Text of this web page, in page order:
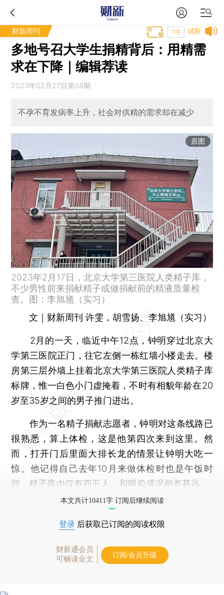
财新周刊 试听
T中
多地号召大学生捐精背后：用精需
求在下降｜编辑荐读
2023年02月27日第08期
不孕不育发病率上升，社会对供精的需求却在减少
原图
2023年2月17日，北京大学第三医院人类精子库，
不少男性前来捐献精子或做捐献前的精液质量检
查。图：李旭馗（实习）
文｜财新周刊 许雯，胡雪扬、李旭馗（实习）
2月的一天，临近中午12点，钟明穿过北京大
学第三医院正门，往它左侧一栋红墙小楼走去。楼
房第三层外墙上挂着北京大学第三医院人类精子库
标牌，惟一白色小门虚掩着，不时有相貌年龄在20
岁至35岁之间的男子推门进出。
作为一名精子捐献志愿者，钟明对这条线路已
很熟悉，算上体检，这是他第四次来到这里。然
而，打开门后里面大排长龙的情景让钟明大吃一
惊。他记得自己去年10月来做体检时也是午饭时
间，精子库内仅有四五人，和眼前盛况相差甚远。
本文共计10411字 订阅后继续阅读
登录 后获取已订阅的阅读权限
财新通会员
可畅读全文
订阅/会员升级